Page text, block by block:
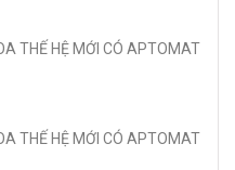
THẾ HỆ MỚI CÓ APTOMAT
THẾ HỆ MỚI CÓ APTOMAT